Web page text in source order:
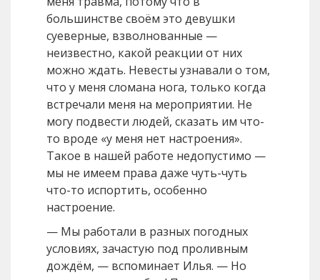
большинстве своём это девушки
суеверные, взволнованные —
неизвестно, какой реакции от них
можно ждать. Невесты узнавали о том,
что у меня сломана нога, только когда
встречали меня на мероприятии. Не
могу подвести людей, сказать им что-
то вроде «у меня нет настроения».
Такое в нашей работе недопустимо —
мы не имеем права даже чуть-чуть
что-то испортить, особенно
настроение.
— Мы работали в разных погодных
условиях, зачастую под проливным
дождём, — вспоминает Илья. — Но